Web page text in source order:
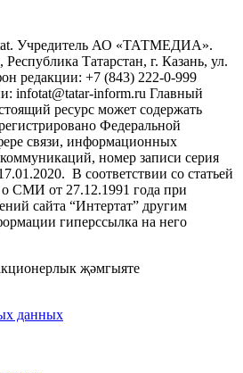
Учредитель АО «ТАТМЕДИА».
Татарстан, г. Казань, ул.
редакции: +7 (843) 222-0-999
infotat@tatar-inform.ru Главный
ресурс может содержать
Федеральной
связи, информационных
номер записи серия
В соответствии со статьей
о СМИ от 27.12.1991 года при
сайта “Интертат” другим
гиперссылка на него
җәмгыяте
данных